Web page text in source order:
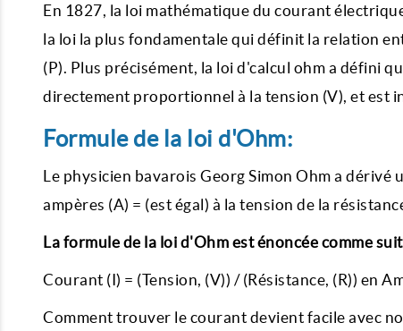
En 1827, la loi mathématique du courant
la loi la plus fondamentale qui définit la relation
(P). Plus précisément, la loi d'calcul ohm a défini
directement proportionnel à la tension (V), et est
Formule de la loi d'Ohm:
Le physicien bavarois Georg Simon Ohm a dérivé
ampères (A) = (est égal) à la tension de la
La formule de la loi d'Ohm est énoncée comme
Courant (I) = (Tension, (V)) / (Résistance, (R)) en
Comment trouver le courant devient facile avec